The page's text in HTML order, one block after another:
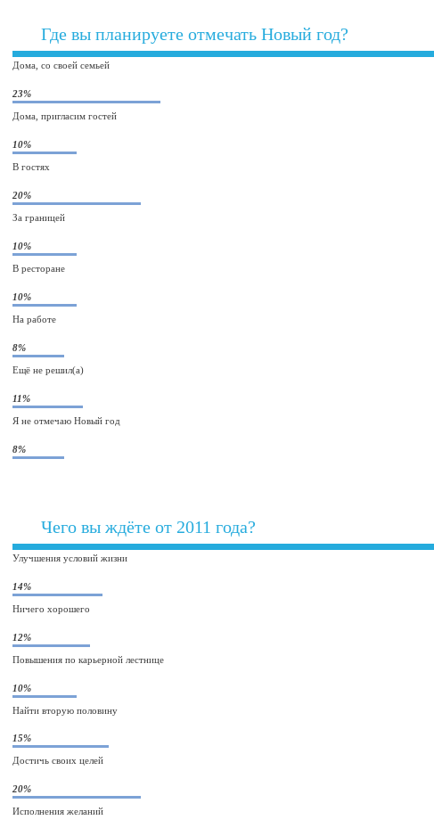
Где вы планируете отмечать Новый год?
Дома, со своей семьей
23%
Дома, пригласим гостей
10%
В гостях
20%
За границей
10%
В ресторане
10%
На работе
8%
Ещё не решил(а)
11%
Я не отмечаю Новый год
8%
Чего вы ждёте от 2011 года?
Улучшения условий жизни
14%
Ничего хорошего
12%
Повышения по карьерной лестнице
10%
Найти вторую половину
15%
Достичь своих целей
20%
Исполнения желаний